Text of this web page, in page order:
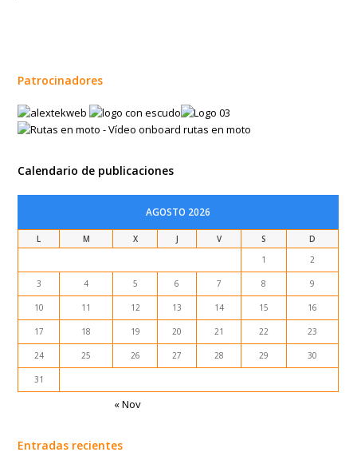
Patrocinadores
Calendario de publicaciones
AGOSTO 2026
L M X J V S
D
1
2
3 4 5 6 7 8 9
10 11 12 13 14 15 16
17 18 19 20 21 22 23
24 25 26 27 28 29 30
31
« Nov
Entradas recientes